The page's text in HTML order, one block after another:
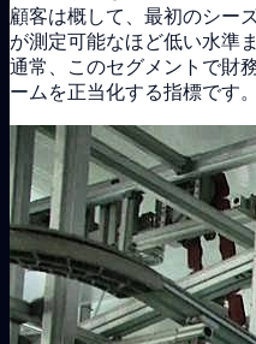
顧客は概して、最初のシー
が測定可能なほど低い水準
通常、このセグメントで財
ームを正当化する指標です。